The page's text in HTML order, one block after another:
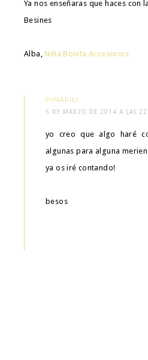
Ya nos enseñaras que haces con
Besines
Alba,Niña Bonita Accesorios
PINAFILI
5 DE MARZO DE 2014 A LAS
yo creo que algo haré
algunas para alguna
ya os iré contando!
besos